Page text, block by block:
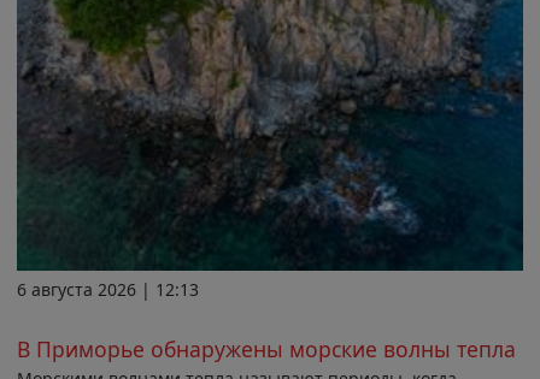
6 августа 2026 | 12:13
В Приморье обнаружены морские волны тепла